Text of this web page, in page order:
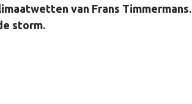
van Frans Timmermans.
storm.